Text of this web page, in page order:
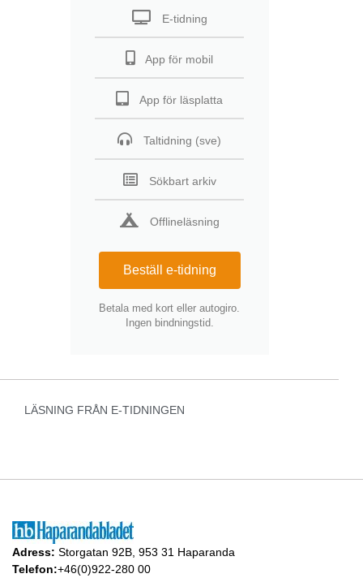
E-tidning
App för mobil
App för läsplatta
Taltidning (sve)
Sökbart arkiv
Offlineläsning
Beställ e-tidning
Betala med kort eller autogiro.
Ingen bindningstid.
LÄSNING FRÅN E-TIDNINGEN
Adress: Storgatan 92B, 953 31 Haparanda
Telefon:+46(0)922-280 00